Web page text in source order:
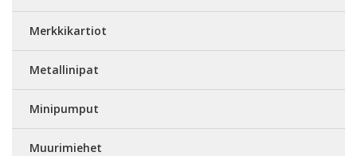
Merkkikartiot
Metallinipat
Minipumput
Muurimiehet